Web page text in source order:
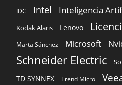
IDC Intel Inteligencia
Kodak Alaris Lenovo
Marta Sánchez Microsoft
Schneider Electric
TD SYNNEX Trend Micro